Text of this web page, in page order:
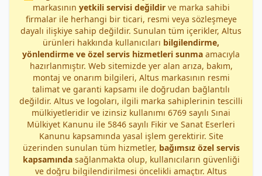
markasının yetkili servisi değildirve marka sahibi
firmalar ile herhangi bir ticari, resmi veya sözleşmeye
dayalı ilişkiye sahip değildir. Sunulan tüm içerikler, Altus
ürünleri hakkında kullanıcıları bilgilendirme,
yönlendirme ve özel servis hizmetleri sunma amacıyla
hazırlanmıştır. Web sitemizde yer alan arıza, bakım,
montaj ve onarım bilgileri, Altus markasının resmi
talimat ve garanti kapsamı ile doğrudan bağlantılı
değildir. Altus ve logoları, ilgili marka sahiplerinin tescilli
mülkiyetleridir ve izinsiz kullanımı 6769 sayılı Sınai
Mülkiyet Kanunu ile 5846 sayılı Fikir ve Sanat Eserleri
Kanunu kapsamında yasal işlem gerektirir. Site
üzerinden sunulan tüm hizmetler, bağımsız özel servis
kapsamındasağlanmakta olup, kullanıcıların güvenliği
ve doğru bilgilendirilmesi öncelikli amaçtır. Altus